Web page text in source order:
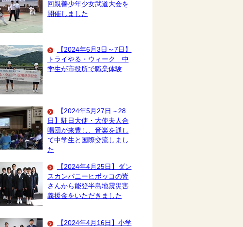
回親善少年少女武道大会を
開催しました
【2024年6月3日～7日】
トライやる・ウィーク 中
学生が市役所で職業体験
【2024年5月27日～28
日】駐日大使・大使夫人合
唱団が来豊し、音楽を通し
て中学生と国際交流しまし
た
【2024年4月25日】ダン
スカンパニーヒボッコの皆
さんから能登半島地震災害
義援金をいただきました
【2024年4月16日】小学